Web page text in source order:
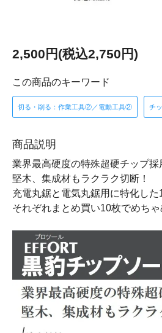
2,500円(税込2,750円)
この商品のキーワード
切る・削る：作業工具②／電動工具② チ
商品説明
業界最高硬度の特殊超硬チップ採
堅木、集成材もラクラク切断！
充電丸鋸と電気丸鋸用に特化した
それぞれまとめ買い10枚でめちゃ